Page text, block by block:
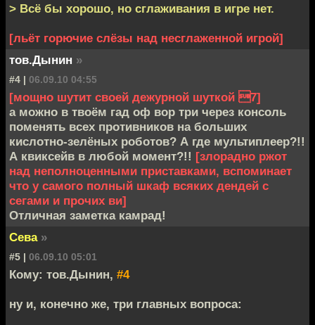
> Всё бы хорошо, но сглаживания в игре нет.
[льёт горючие слёзы над несглаженной игрой]
тов.Дынин »
#4 | 06.09.10 04:55
[мощно шутит своей дежурной шуткой 7]
а можно в твоём гад оф вор три через консоль
поменять всех противников на больших
кислотно-зелёных роботов? А где мультиплеер?!!
А квиксейв в любой момент?!! [злорадно ржот
над неполноценными приставками, вспоминает
что у самого полный шкаф всяких дендей с
сегами и прочих ви]
Отличная заметка камрад!
Сева »
#5 | 06.09.10 05:01
Кому: тов.Дынин, #4
ну и, конечно же, три главных вопроса: